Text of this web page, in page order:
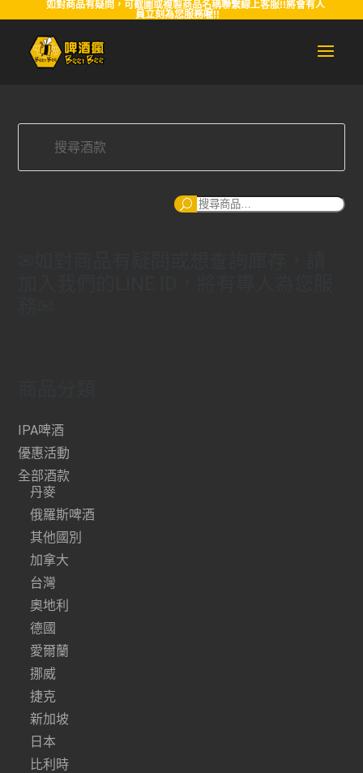
如對商品有疑問，可截圖或複製商品名稱聯繫線上客服!!將會有人
員立刻為您服務喔!!
搜
IPA啤酒
優惠活動
全部酒款
丹麥
俄羅斯啤酒
其他國別
加拿大
台灣
奧地利
德國
愛爾蘭
挪威
捷克
新加坡
日本
比利時